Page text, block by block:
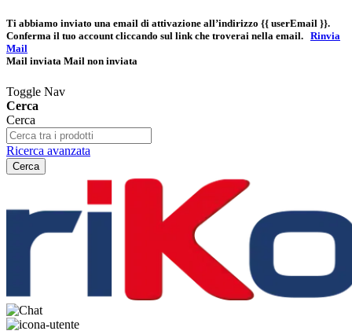
Ti abbiamo inviato una email di attivazione all’indirizzo {{ userEmail }}.
Conferma il tuo account cliccando sul link che troverai nella email. Rinvia
Mail
Mail inviata Mail non inviata
Toggle Nav
Cerca
Cerca
Ricerca avanzata
Cerca